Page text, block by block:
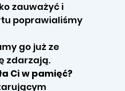
zauważyć i
poprawialiśmy
go już ze
zdarzają.
Ci w pamięć?